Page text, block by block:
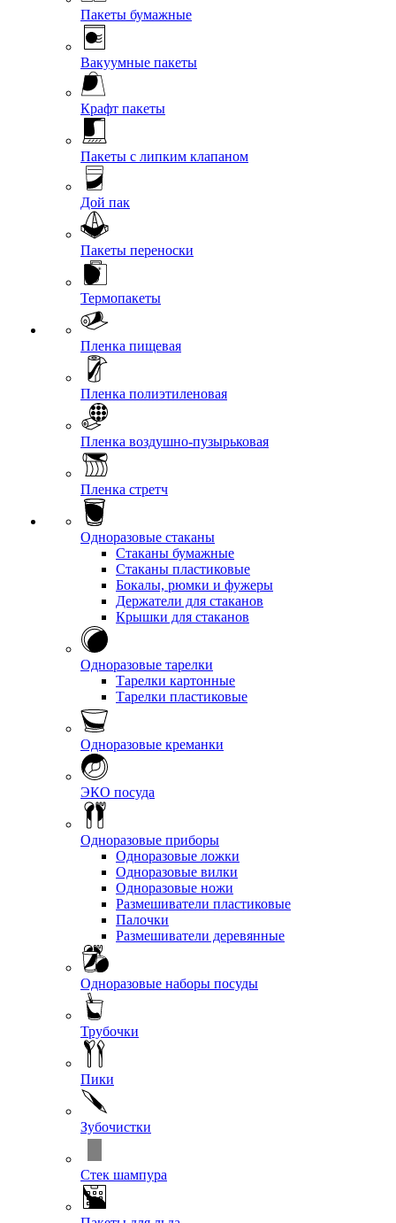
Пакеты бумажные
Вакуумные пакеты
Крафт пакеты
Пакеты с липким клапаном
Дой пак
Пакеты переноски
Термопакеты
Пленка пищевая
Пленка полиэтиленовая
Пленка воздушно-пузырьковая
Пленка стретч
Одноразовые стаканы
Стаканы бумажные
Стаканы пластиковые
Бокалы, рюмки и фужеры
Держатели для стаканов
Крышки для стаканов
Одноразовые тарелки
Тарелки картонные
Тарелки пластиковые
Одноразовые креманки
ЭКО посуда
Одноразовые приборы
Одноразовые ложки
Одноразовые вилки
Одноразовые ножи
Размешиватели пластиковые
Палочки
Размешиватели деревянные
Одноразовые наборы посуды
Трубочки
Пики
Зубочистки
Стек шампура